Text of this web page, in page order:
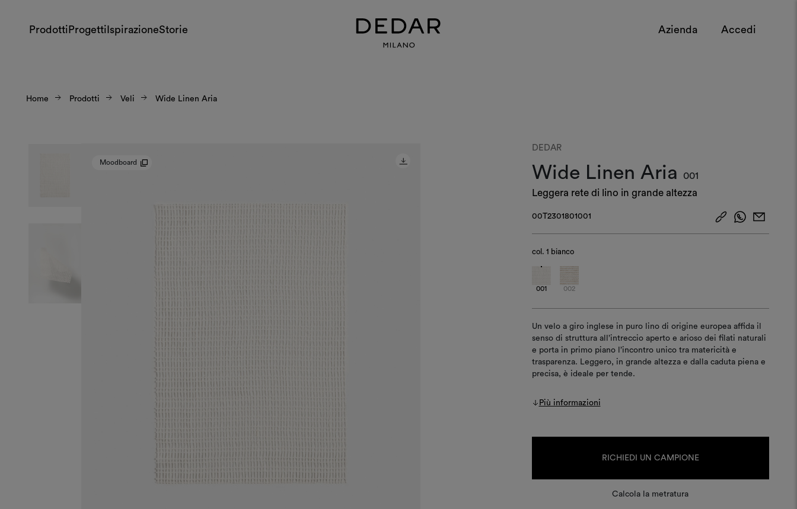
Prodotti Progetti IspirazioneStorie Azienda Accedi
Home Prodotti Veli Wide Linen Aria
Moodboard
DEDAR
Wide Linen Aria
001
Leggera rete di lino in grande altezza
00T2301801001
col. 1 bianco
001 002
Un velo a giro inglese in puro lino di origine europea affida il
senso di struttura all’intreccio aperto e arioso dei filati naturali
e porta in primo piano l’incontro unico tra matericità e
trasparenza. Leggero, in grande altezza e dalla caduta piena e
precisa, è ideale per tende.
Più informazioni
RICHIEDI UN CAMPIONE
Calcola la metratura